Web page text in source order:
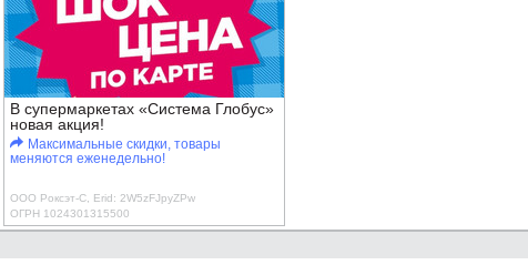
В супермаркетах «Система Глобус»
новая акция!
Максимальные скидки, товары
меняются еженедельно!
ООО Роксэт-С, Erid: 2W5zFJpyZPw
ОГРН 1024301315500